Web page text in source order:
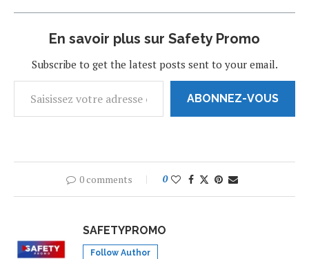
avion-cargo de la
éthiopienne Ethiopian
En savoir plus sur Safety Promo
Subscribe to get the latest posts sent to your email.
ABONNEZ-VOUS
0 comments 0
SAFETYPROMO
Follow Author